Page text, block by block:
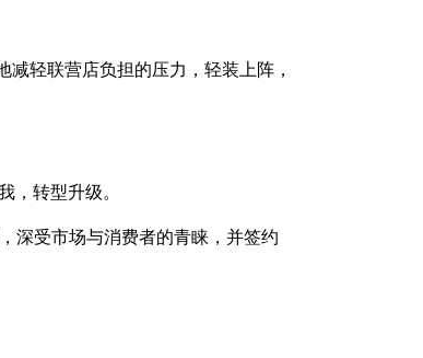
轻联营店负担的压力，轻装上阵，
，转型升级。
深受市场与消费者的青睐，并签约